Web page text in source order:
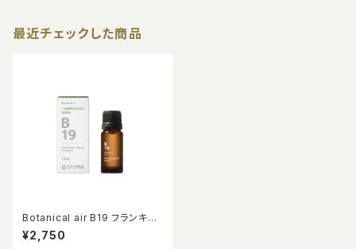
最近チェックした商品
Botanical air B19 フランキン
センスウッド 10ml
¥2,750